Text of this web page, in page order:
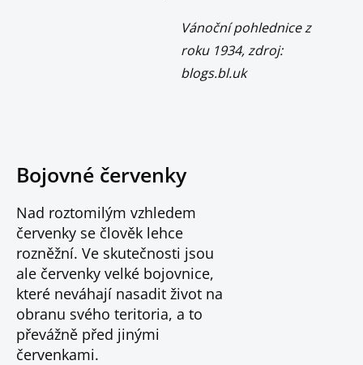
Vánoční pohlednice z
roku 1934, zdroj:
blogs.bl.uk
Bojovné červenky
Nad roztomilým vzhledem
červenky se člověk lehce
rozněžní. Ve skutečnosti jsou
ale červenky velké bojovnice,
které neváhají nasadit život na
obranu svého teritoria, a to
převážně před jinými
červenkami.